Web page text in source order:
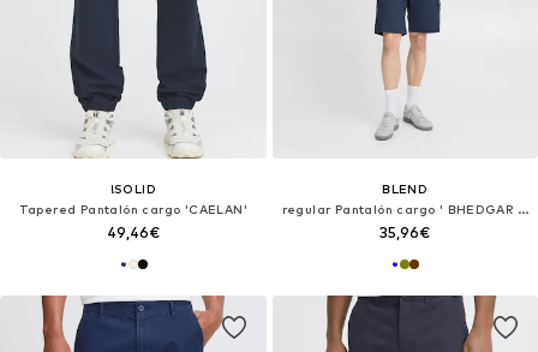
!SOLID
Tapered Pantalón cargo 'CAELAN'
49,46€
BLEND
regular Pantalón cargo ' BHEDGAR CARGO '
35,96€